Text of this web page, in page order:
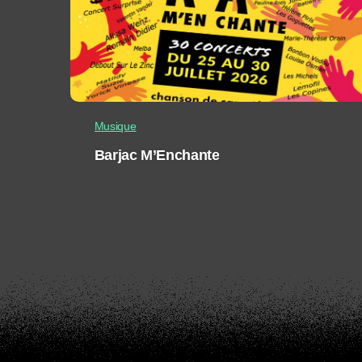
Musique
Barjac M’Enchante